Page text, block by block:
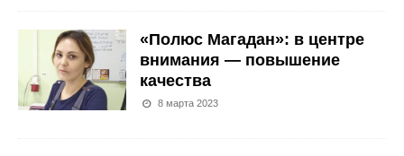
«Полюс Магадан»: в центре
внимания — повышение
качества
8 марта 2023